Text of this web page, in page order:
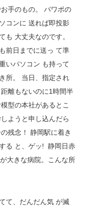
手のもの。 パワポの
コンに 送れば即投影
も 大丈夫なのです。
前日までに送っ て準
いパソコン も持って
所。 当日、指定され
離もないのに1時間半
型の本社があるとこ
ようと申し込んだら
残念！ 静岡駅に着き
る と、ゲッ! 静岡日赤
大きな病院。こんな所
て、だんだん気 が滅